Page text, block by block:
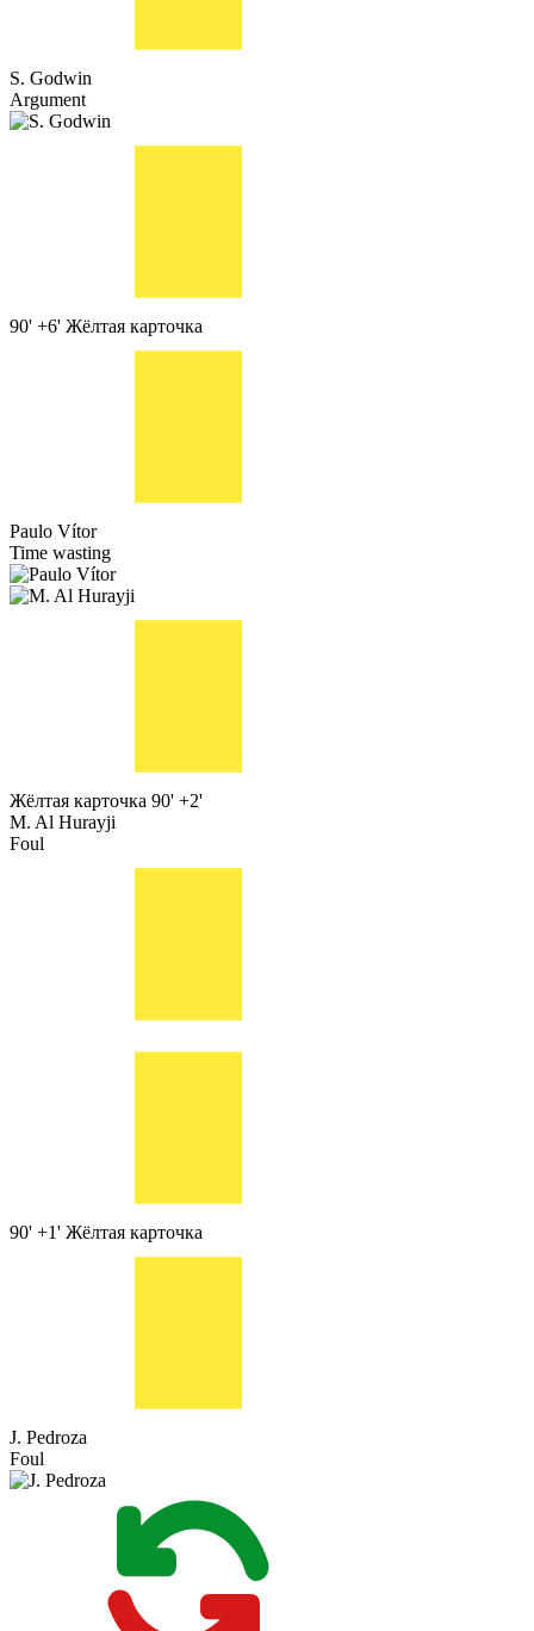
S. Godwin
Argument
90' +6' Жёлтая карточка
Paulo Vítor
Time wasting
Жёлтая карточка 90' +2'
M. Al Hurayji
Foul
90' +1' Жёлтая карточка
J. Pedroza
Foul